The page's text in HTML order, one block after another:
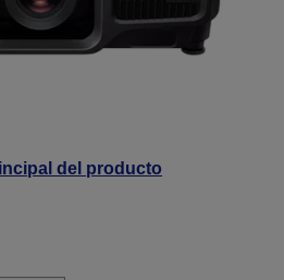
del producto